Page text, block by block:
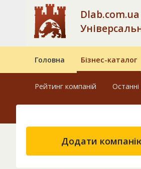
Dlab.com.ua
Головна Бізнес-каталог
Рейтинг компаній Останні
Додати